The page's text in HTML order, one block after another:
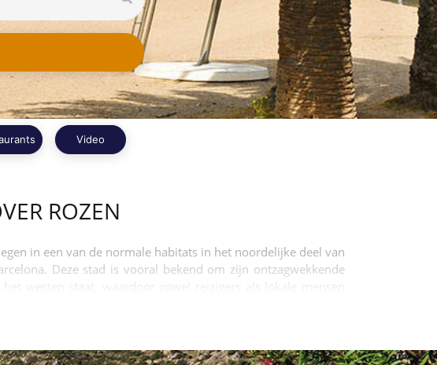
Video
ROZEN
in een van de normale habitats in het noordelijke deel van
Deze stad is vooral bekend om zijn ontzagwekkende